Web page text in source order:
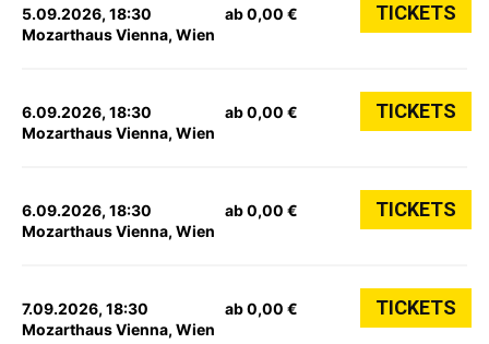
5.09.2026, 18:30
Mozarthaus Vienna, Wien
ab 0,00 € TICKETS
6.09.2026, 18:30
Mozarthaus Vienna, Wien
ab 0,00 € TICKETS
6.09.2026, 18:30
Mozarthaus Vienna, Wien
ab 0,00 € TICKETS
7.09.2026, 18:30
Mozarthaus Vienna, Wien
ab 0,00 € TICKETS